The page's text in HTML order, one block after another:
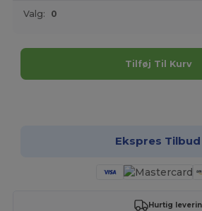
Valg: 0
Tilføj Til Kurv
Ekspres Tilbud
Hurtig